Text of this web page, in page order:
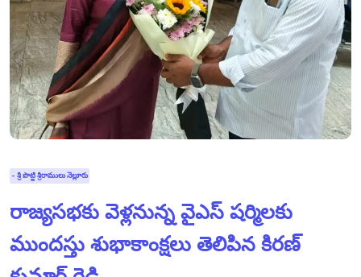
- శ్రీ పొట్టి శ్రీరాములు నెల్లూరు
రాజ్యసభకు వెళ్లనున్న వైఎస్ షర్మిలకు
ముందస్తు శుభాకాంక్షలు తెలిపిన కిరణ్